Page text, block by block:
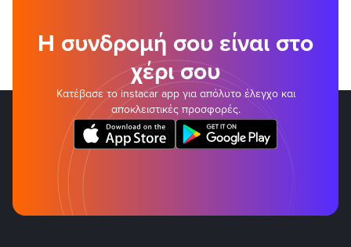
Η συνδρομή σου είναι στο
χέρι σου
Κατέβασε το instacar app για απόλυτο έλεγχο και
αποκλειστικές προσφορές.